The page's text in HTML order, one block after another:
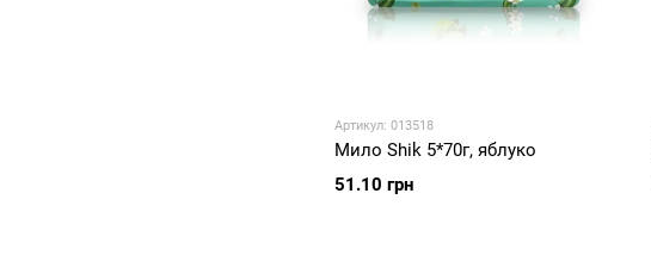
Артикул: 013518
Мило Shik 5*70г, яблуко
51.10 грн